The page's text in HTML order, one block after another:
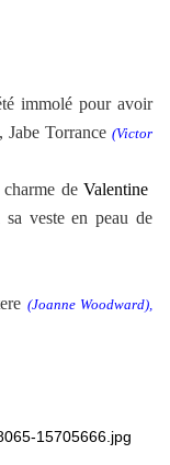
immolé pour avoir
Jabe Torrance (Victor
de Valentine
veste en peau de
(Joanne Woodward),